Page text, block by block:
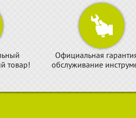
товар!
Официальная
обслуживание